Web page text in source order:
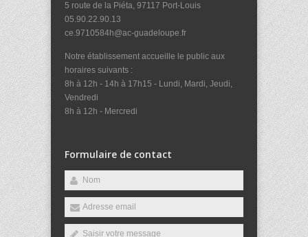
5 route de la Piéta, 97117 Port-Louis
05.90.22.90.13
ce.9710584h@ac-guadeloupe.fr
Notre établissement accueille le public aux
horaires suivants :
8h à 12h - 14h à 17h15 - Lundi, Mardi, Jeudi,
Vendredi
8h à 12h - Mercredi
Formulaire de contact